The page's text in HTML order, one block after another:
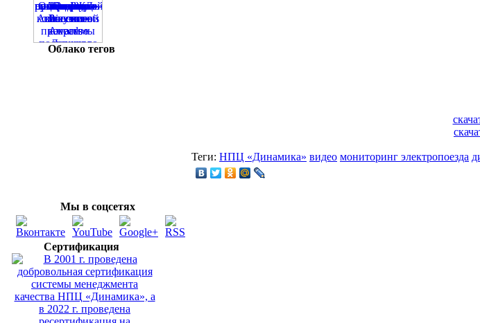
Облако тегов
Мы в соцсетях
Сертификация
Теги: НПЦ «Динамика» видео мониторинг электропоезда